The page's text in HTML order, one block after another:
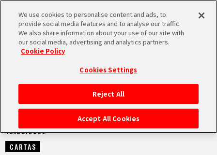
MEN
INICIO
NOTICIAS
NOTICIAS
10.03.2022
CARTAS
We use cookies to personalise content and ads, to
provide social media features and to analyse our traffic.
We also share information about your use of our site with
our social media, advertising and analytics partners.
Cookie Policy
Cookies Settings
Reject All
Accept All Cookies